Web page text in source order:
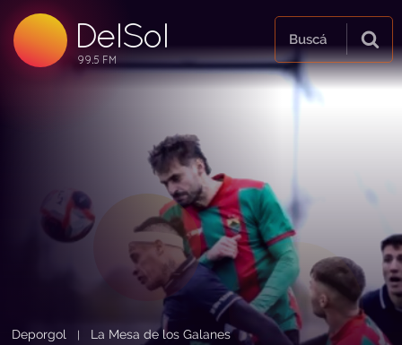
DelSol
99.5 FM
99.5 FM
99.5 FM
Buscá
Deporgol La Mesa de los Galanes